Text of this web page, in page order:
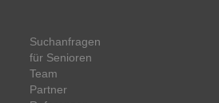
Suchanfragen
für Senioren
Team
Partner